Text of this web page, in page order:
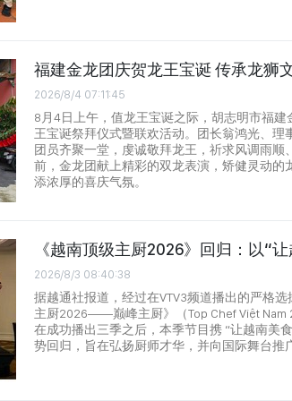
福建金龙团庆贺龙王宝诞 传承龙狮
2026/8/4 07:11:45
8月4日上午，值龙王宝诞之际，胡志明市福
王宝诞祭拜仪式暨联欢活动。团长翁鸿光、理
团员齐聚一堂，虔诚敬拜龙王，祈求风调雨
前，金龙团献上精彩的双龙表演，矫健灵动
添浓厚的喜庆气氛。
《越南顶级主厨2026》回归：以“
2026/8/3 08:40:38
据越通社报道，经过在VTV3频道播出的严格
主厨2026——巅峰主厨》（Top Chef Việt Nam
在成功播出三季之后，本季节目携 “让越南美
势回归，旨在弘扬厨师才华，并向国际舞台推